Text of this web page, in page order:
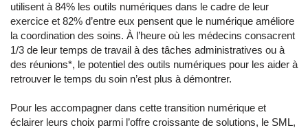
utilisent à 84% les outils numériques dans le cadre de leur
exercice et 82% d’entre eux pensent que le numérique améliore
la coordination des soins. À l’heure où les médecins consacrent
1/3 de leur temps de travail à des tâches administratives ou à
des réunions*, le potentiel des outils numériques pour les aider à
retrouver le temps du soin n’est plus à démontrer.
Pour les accompagner dans cette transition numérique et
éclairer leurs choix parmi l’offre croissante de solutions, le SML,